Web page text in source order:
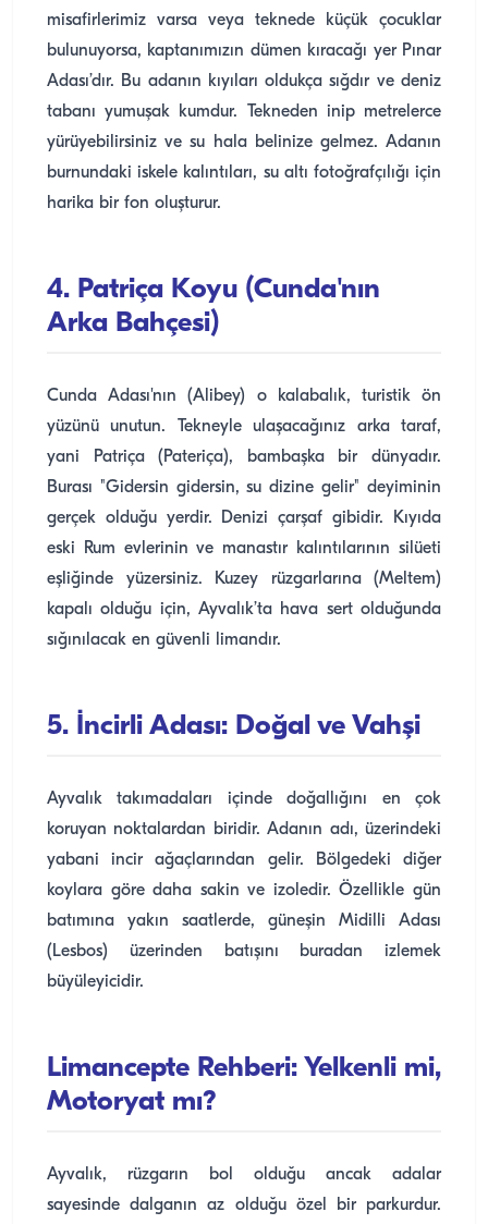
misafirlerimiz varsa veya teknede küçük çocuklar
bulunuyorsa, kaptanımızın dümen kıracağı yer Pınar
Adası’dır. Bu adanın kıyıları oldukça sığdır ve deniz
tabanı yumuşak kumdur. Tekneden inip metrelerce
yürüyebilirsiniz ve su hala belinize gelmez. Adanın
burnundaki iskele kalıntıları, su altı fotoğrafçılığı için
harika bir fon oluşturur.
4. Patriça Koyu (Cunda'nın
Arka Bahçesi)
Cunda Adası'nın (Alibey) o kalabalık, turistik ön
yüzünü unutun. Tekneyle ulaşacağınız arka taraf,
yani Patriça (Pateriça), bambaşka bir dünyadır.
Burası "Gidersin gidersin, su dizine gelir" deyiminin
gerçek olduğu yerdir. Denizi çarşaf gibidir. Kıyıda
eski Rum evlerinin ve manastır kalıntılarının silüeti
eşliğinde yüzersiniz. Kuzey rüzgarlarına (Meltem)
kapalı olduğu için, Ayvalık’ta hava sert olduğunda
sığınılacak en güvenli limandır.
5. İncirli Adası: Doğal ve Vahşi
Ayvalık takımadaları içinde doğallığını en çok
koruyan noktalardan biridir. Adanın adı, üzerindeki
yabani incir ağaçlarından gelir. Bölgedeki diğer
koylara göre daha sakin ve izoledir. Özellikle gün
batımına yakın saatlerde, güneşin Midilli Adası
(Lesbos) üzerinden batışını buradan izlemek
büyüleyicidir.
Limancepte Rehberi: Yelkenli mi,
Motoryat mı?
Ayvalık, rüzgarın bol olduğu ancak adalar
sayesinde dalganın az olduğu özel bir parkurdur.